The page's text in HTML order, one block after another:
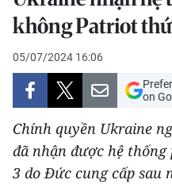
CHÍNH TRỊ
KINH TẾ
VĂN HÓA
XÃ HỘI
PHÁP LUẬT
không Patriot
05/07/2024 16:06
on
Chính quyền Ukraine
đã nhận được hệ
3 do Đức cung cấp sau